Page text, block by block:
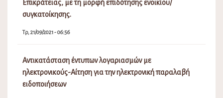
Επικράτειας, με τη μορφή επιδότησης ενοικίου/
συγκατοίκησης.
Τρ, 21/09/2021 - 06:56
Αντικατάσταση έντυπων λογαριασμών με
ηλεκτρονικούς-Αίτηση για την ηλεκτρονική παραλαβή
ειδοποιήσεων